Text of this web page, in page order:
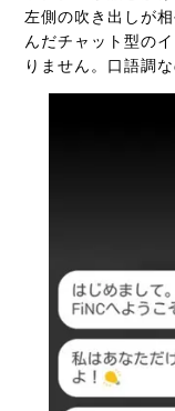
左側の吹き出しが
んだチャット型の
りません。口語調